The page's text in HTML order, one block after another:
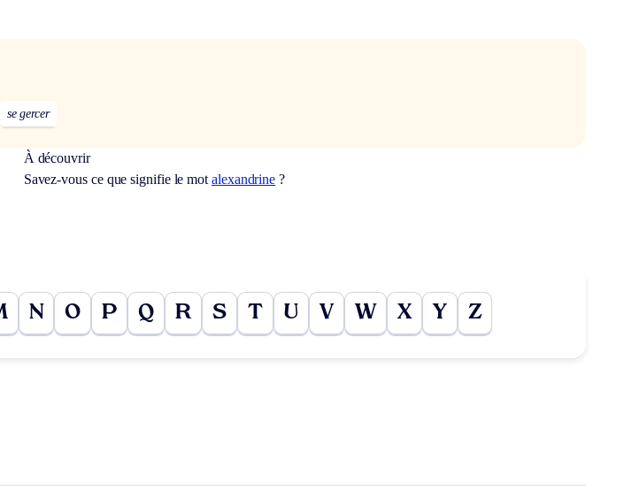
se gercer
À découvrir
Savez-vous ce que signifie le motalexandrine ?
N O P Q R S T U V W X Y Z